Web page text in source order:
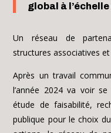
global à
Un réseau de
structures associatives
Après un travail
l’année 2024 va voir
étude de faisabilité,
publique pour le choix